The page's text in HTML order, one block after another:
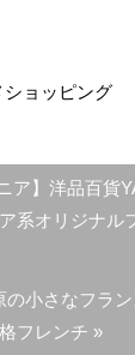
ショッピング
ア】洋品百貨
系オリジナル
の小さなフラ
フレンチ »